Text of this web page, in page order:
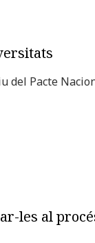
del Pacte
les al